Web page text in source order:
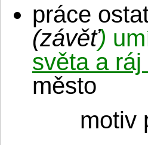
práce
(závěť)
světa a ráj
město
motiv